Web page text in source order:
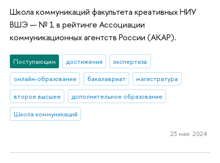
Школа коммуникаций факультета креативных НИУ
ВШЭ — № 1 в рейтинге Ассоциации
коммуникационных агентств России (АКАР).
Поступающим достижения
экспертиза
онлайн-образование
бакалавриат
магистратура
второе высшее
дополнительное образование
Школа коммуникаций
23 мая 2024